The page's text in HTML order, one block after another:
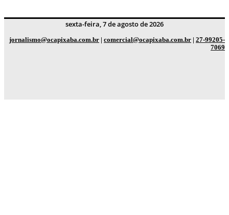
sexta-feira, 7 de agosto de 2026
jornalismo@ocapixaba.com.br | comercial@ocapixaba.com.br | 27-99205-
7069